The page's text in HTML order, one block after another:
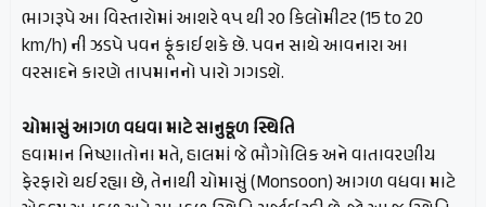
ભાગરૂપે આ વિસ્તારોમાં આશરે ૧૫ થી ૨૦ કિલોમીટર (15 to 20
km/h) ની ઝડપે પવન ફૂંકાઈ શકે છે. પવન સાથે આવનારા આ
વરસાદને કારણે તાપમાનનો પારો ગગડશે.
ચોમાસું આગળ વધવા માટે સાનુકૂળ સ્થિતિ
હવામાન નિષ્ણાતોના મતે, હાલમાં જે ભૌગોલિક અને વાતાવરણીય
ફેરફારો થઈ રહ્યા છે, તેનાથી ચોમાસું (Monsoon) આગળ વધવા માટે